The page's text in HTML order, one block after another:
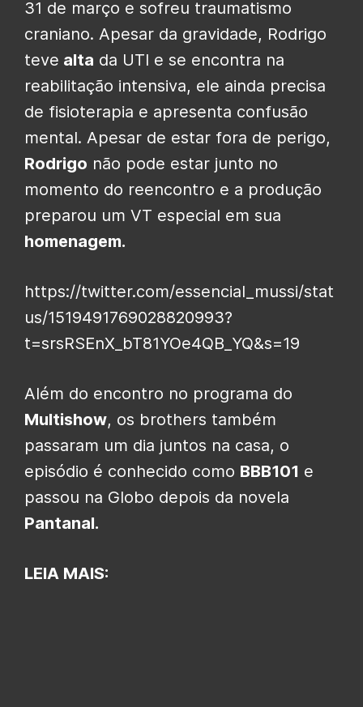
31 de março e sofreu traumatismo
craniano. Apesar da gravidade, Rodrigo
teve alta da UTI e se encontra na
reabilitação intensiva, ele ainda precisa
de fisioterapia e apresenta confusão
mental. Apesar de estar fora de perigo,
Rodrigo não pode estar junto no
momento do reencontro e a produção
preparou um VT especial em sua
homenagem.
https://twitter.com/essencial_mussi/stat
us/1519491769028820993?
t=srsRSEnX_bT81YOe4QB_YQ&s=19
Além do encontro no programa do
Multishow, os brothers também
passaram um dia juntos na casa, o
episódio é conhecido como BBB101 e
passou na Globo depois da novela
Pantanal.
LEIA MAIS: